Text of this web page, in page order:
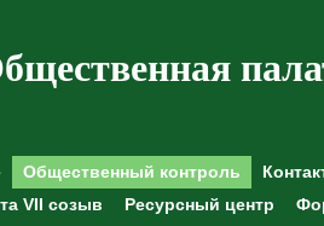
Общественный контроль
VII созыв
Ресурсный центр